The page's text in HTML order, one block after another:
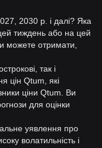
2030 р. і далі? Яка
тиждень або на цей
можете отримати,
так і
цін Qtum, які
ціни Qtum. Ви
для оцінки
уявлення про
волатильність і